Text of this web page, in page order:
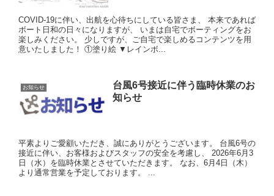
COVID-19に伴い、出航を心待ちにしている皆さま、 本来であれば
ボート日和の日々になりますが、 いまは自宅でボーティングをお
楽しみください。 少しですが、ご自宅で楽しめるコンテンツを用
意いたしました！ ①塗り絵 ▼レインボ...
お知らせ
台風6号接近に伴う臨時休業のお
知らせ
平素よりご愛顧いただき、誠にありがとうございます。 台風6号の
接近に伴い、お客様およびスタッフの安全を考慮し、 2026年6月3
日（水）を臨時休業とさせていただきます。 なお、6月4日（木）
より通常営業を予定しております。 ...